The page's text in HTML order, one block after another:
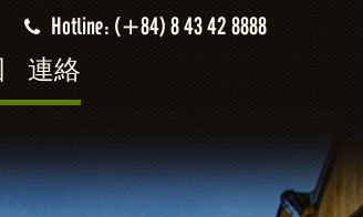
Hotline: (+84) 8 43 42 8888
連絡